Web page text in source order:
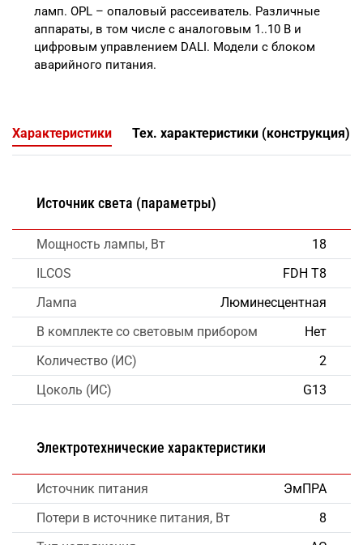
ламп. OPL – опаловый рассеиватель. Различные
аппараты, в том числе с аналоговым 1..10 В и
цифровым управлением DALI. Модели с блоком
аварийного питания.
Характеристики Тех. характеристики (конструкция)
Источник света (параметры)
Мощность лампы, Вт
18
ILCOS
FDH T8
Лампа
Люминесцентная
В комплекте со световым прибором
Нет
Количество (ИС)
2
Цоколь (ИС)
G13
Электротехнические характеристики
Источник питания
ЭмПРА
Потери в источнике питания, Вт
8